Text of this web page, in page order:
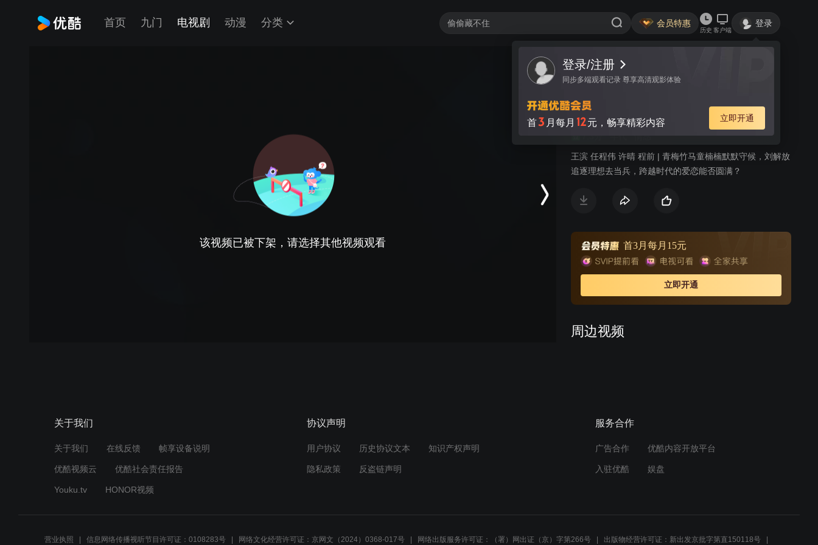
首页 九门 电视剧 动漫 分类 会员特惠
历史 客户端
登录
登录/注册
同步多端观看记录 尊享高清观影体验
首3 月每月 12元，畅享精彩内容 立即开通
该视频已被下架，请选择其他视频观看
视频 讨论
同龄人
情感
王滨 任程伟 许晴 程前 | 青梅竹马童楠楠默默守候，刘解放
追逐理想去当兵，跨越时代的爱恋能否圆满？
首3月每月15元
立即开通
周边视频
02:59
关于我们
关于我们 在线反馈 帧享设备说明
优酷视频云 优酷社会责任报告
Youku.tv HONOR视频
协议声明
用户协议 历史协议文本 知识产权声明
隐私政策 反盗链声明
服务合作
广告合作 优酷内容开放平台
入驻优酷 娱盘
营业执照 信息网络传播视听节目许可证：0108283号 网络文化经营许可证：京网文（2024）0368-017号 网络出版服务许可证：（署）网出证（京）字第266号 出版物经营许可证：新出发京批字第直150118号